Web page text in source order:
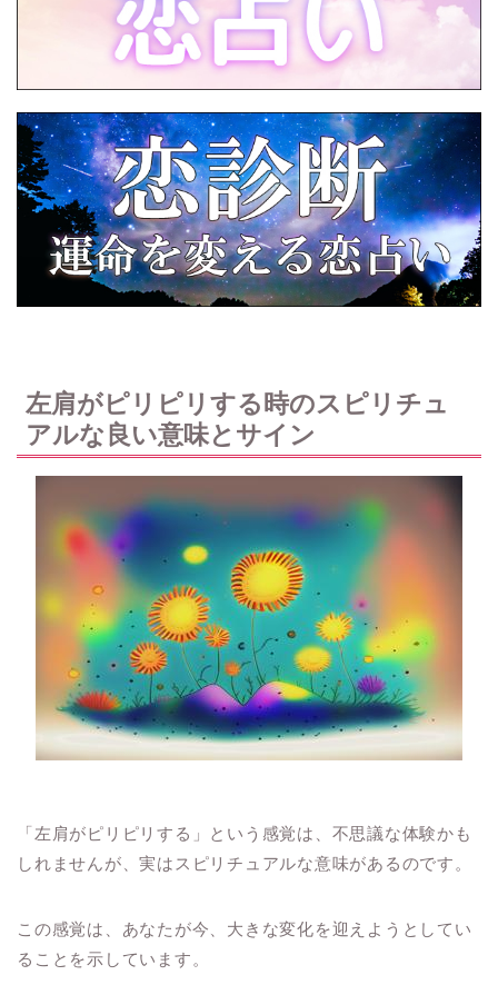
左肩がピリピリする時のスピリチュ
アルな良い意味とサイン
「左肩がピリピリする」という感覚は、不思議な体験かも
しれませんが、実はスピリチュアルな意味があるのです。
この感覚は、あなたが今、大きな変化を迎えようとしてい
ることを示しています。